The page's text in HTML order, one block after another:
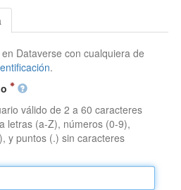
Dataverse con cualquiera de
.
válido de 2 a 60 caracteres
letras (a-Z), números (0-9),
y puntos (.) sin caracteres